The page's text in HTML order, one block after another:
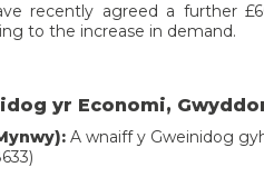
recently agreed a further
to the increase in demand.
yr Economi,
A wnaiff y Gweinidog